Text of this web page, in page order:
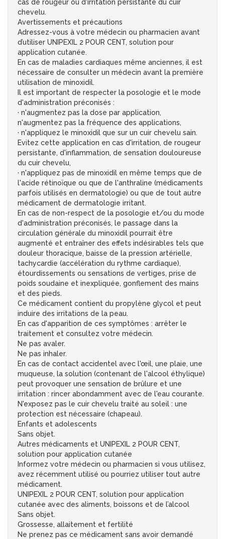
cas de rougeur ou d'irritation persistante du cuir
chevelu.
Avertissements et précautions
Adressez-vous à votre médecin ou pharmacien avant
d’utiliser UNIPEXIL 2 POUR CENT, solution pour
application cutanée.
En cas de maladies cardiaques même anciennes, il est
nécessaire de consulter un médecin avant la première
utilisation de minoxidil.
Il est important de respecter la posologie et le mode
d'administration préconisés :
· n'augmentez pas la dose par application,
n'augmentez pas la fréquence des applications,
· n'appliquez le minoxidil que sur un cuir chevelu sain.
Evitez cette application en cas d'irritation, de rougeur
persistante, d'inflammation, de sensation douloureuse
du cuir chevelu,
· n'appliquez pas de minoxidil en même temps que de
l'acide rétinoïque ou que de l'anthraline (médicaments
parfois utilisés en dermatologie) ou que de tout autre
médicament de dermatologie irritant.
En cas de non-respect de la posologie et/ou du mode
d'administration préconisés, le passage dans la
circulation générale du minoxidil pourrait être
augmenté et entraîner des effets indésirables tels que
douleur thoracique, baisse de la pression artérielle,
tachycardie (accélération du rythme cardiaque),
étourdissements ou sensations de vertiges, prise de
poids soudaine et inexpliquée, gonflement des mains
et des pieds.
Ce médicament contient du propylène glycol et peut
induire des irritations de la peau.
En cas d'apparition de ces symptômes : arrêter le
traitement et consultez votre médecin.
Ne pas avaler.
Ne pas inhaler.
En cas de contact accidentel avec l'œil, une plaie, une
muqueuse, la solution (contenant de l'alcool éthylique)
peut provoquer une sensation de brûlure et une
irritation : rincer abondamment avec de l'eau courante.
N'exposez pas le cuir chevelu traité au soleil : une
protection est nécessaire (chapeau).
Enfants et adolescents
Sans objet.
Autres médicaments et UNIPEXIL 2 POUR CENT,
solution pour application cutanée
Informez votre médecin ou pharmacien si vous utilisez,
avez récemment utilisé ou pourriez utiliser tout autre
médicament.
UNIPEXIL 2 POUR CENT, solution pour application
cutanée avec des aliments, boissons et de l’alcool
Sans objet.
Grossesse, allaitement et fertilité
Ne prenez pas ce médicament sans avoir demandé